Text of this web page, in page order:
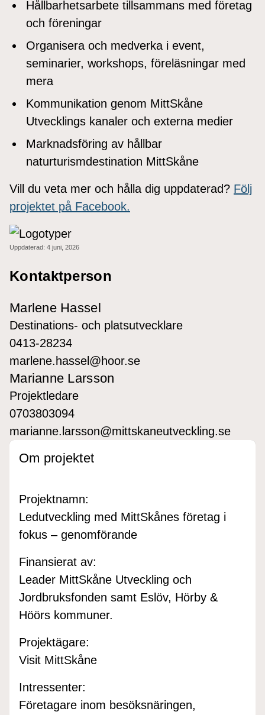
Hållbarhetsarbete tillsammans med företag
och föreningar
Organisera och medverka i event,
seminarier, workshops, föreläsningar med
mera
Kommunikation genom MittSkåne
Utvecklings kanaler och externa medier
Marknadsföring av hållbar
naturturismdestination MittSkåne
Vill du veta mer och hålla dig uppdaterad? Följ
projektet på Facebook.
Uppdaterad: 4 juni, 2026
Kontaktperson
Marlene Hassel
Destinations- och platsutvecklare
0413-28234
marlene.hassel@hoor.se
Marianne Larsson
Projektledare
0703803094
marianne.larsson@mittskaneutveckling.se
Om projektet
Projektnamn:
Ledutveckling med MittSkånes företag i
fokus – genomförande
Finansierat av:
Leader MittSkåne Utveckling och
Jordbruksfonden samt Eslöv, Hörby &
Höörs kommuner.
Projektägare:
Visit MittSkåne
Intressenter:
Företagare inom besöksnäringen,